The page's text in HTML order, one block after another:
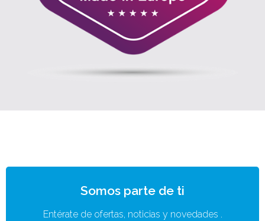
Somos parte de ti
Entérate de ofertas, noticias y novedades .